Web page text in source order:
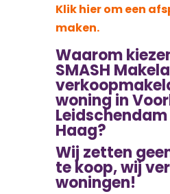
Klik hier om een
maken.
Waarom
SMASH
woning in
Leidschendam
Haag?
Wij zetten
te koop, wij
woningen!